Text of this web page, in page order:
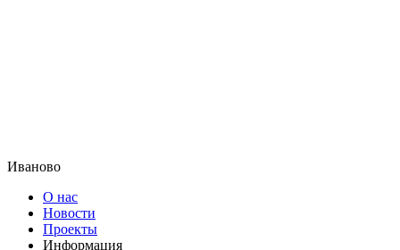
Иваново
О нас
Новости
Проекты
Информация